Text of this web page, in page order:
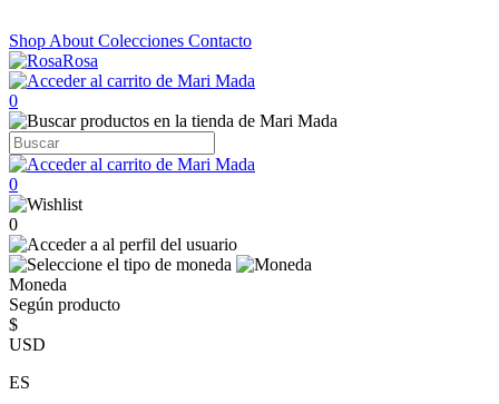
Shop About Colecciones Contacto
0
0
0
Moneda
Según producto
$
USD
ES